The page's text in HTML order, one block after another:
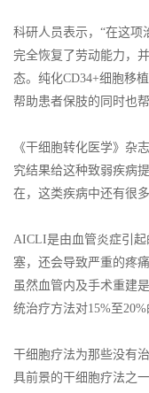
科研人员表示，“在这项
完全恢复了劳动能力，
态。纯化CD34+细胞移
帮助患者保肢的同时也
《干细胞转化医学》杂
究结果给这种致弱疾病
在，这类疾病中还有很
AICLI是由血管炎症引
塞，还会导致严重的疼
虽然血管内及手术重建
统治疗方法对15%至20%
干细胞疗法为那些没有
具前景的干细胞疗法之